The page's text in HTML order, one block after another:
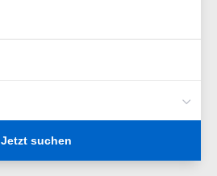
Jetzt suchen